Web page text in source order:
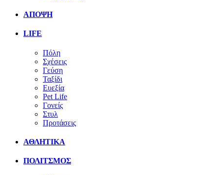
ΑΠΟΨΗ
LIFE
Πόλη
Σχέσεις
Γεύση
Ταξίδι
Ευεξία
Pet Life
Γονείς
Στυλ
Προτάσεις
ΑΘΛΗΤΙΚΑ
ΠΟΛΙΤΣΜΟΣ